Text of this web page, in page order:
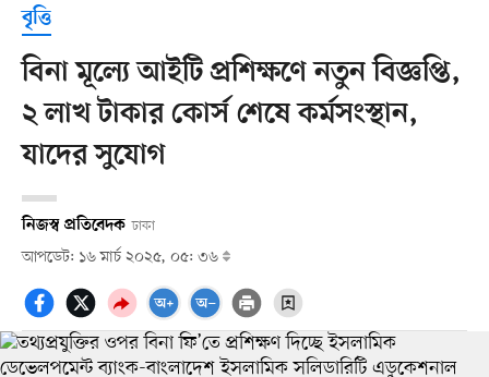
বৃত্তি
বিনা মূল্যে আইটি প্রশিক্ষণে নতুন বিজ্ঞপ্তি,
২ লাখ টাকার কোর্স শেষে কর্মসংস্থান,
যাদের সুযোগ
নিজস্ব প্রতিবেদক ঢাকা
আপডেট: ১৬ মার্চ ২০২৫, ০৫: ৩৬